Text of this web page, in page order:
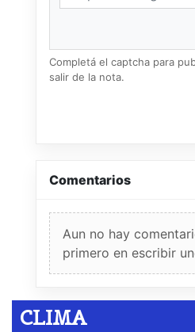
Completá el captcha para
salir de la nota.
Comentarios
Aun no hay
primero en escribir
CLIMA